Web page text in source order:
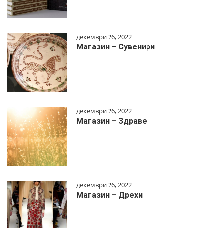
декември 26, 2022
Магазин – Сувенири
декември 26, 2022
Магазин – Здраве
декември 26, 2022
Магазин – Дрехи